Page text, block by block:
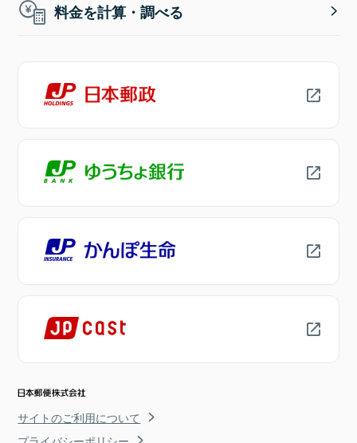
料金を計算・調べる
サイトのご利用について